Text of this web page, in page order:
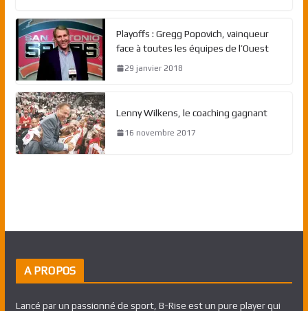
Playoffs : Gregg Popovich, vainqueur
face à toutes les équipes de l’Ouest
29 janvier 2018
Lenny Wilkens, le coaching gagnant
16 novembre 2017
A PROPOS
Lancé par un passionné de sport, B-Rise est un pure player qui